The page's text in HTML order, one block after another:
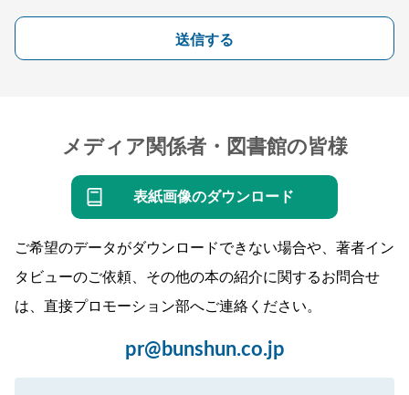
送信する
メディア関係者・図書館の皆様
表紙画像のダウンロード
ご希望のデータがダウンロードできない場合や、著者イン
タビューのご依頼、その他の本の紹介に関するお問合せ
は、直接プロモーション部へご連絡ください。
pr@bunshun.co.jp